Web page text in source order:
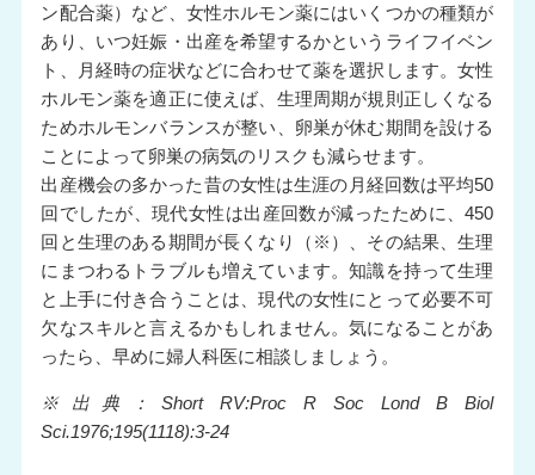
ン配合薬）など、女性ホルモン薬にはいくつかの種類が
あり、いつ妊娠・出産を希望するかというライフイベン
ト、月経時の症状などに合わせて薬を選択します。女性
ホルモン薬を適正に使えば、生理周期が規則正しくなる
ためホルモンバランスが整い、卵巣が休む期間を設ける
ことによって卵巣の病気のリスクも減らせます。
出産機会の多かった昔の女性は生涯の月経回数は平均50
回でしたが、現代女性は出産回数が減ったために、450
回と生理のある期間が長くなり（※）、その結果、生理
にまつわるトラブルも増えています。知識を持って生理
と上手に付き合うことは、現代の女性にとって必要不可
欠なスキルと言えるかもしれません。気になることがあ
ったら、早めに婦人科医に相談しましょう。
※出典：Short RV:Proc R Soc Lond B Biol
Sci.1976;195(1118):3-24